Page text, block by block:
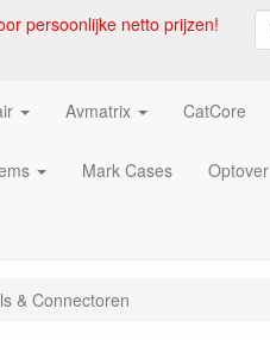
persoonlijke netto prijzen!
Avmatrix CatCore
Mark Cases Optover
& Connectoren